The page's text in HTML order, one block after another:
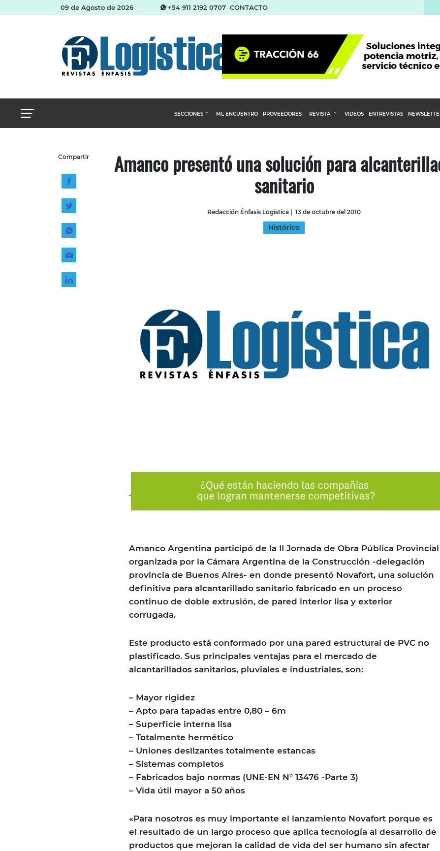
09 de Agosto de 2026 +54 911 2192 0707 CONTACTO
SECCIONES
Almacenes e inventarios
Management
ML ENCUENTRO PROVEEDORES REVISTA VIDEOS ENTREVISTAS
Compartir Amanco presentó una solución para
sanitario
Redacción Énfasis Logística 13 de octubre del 2010
Histórico
Amanco Argentina participó de la II Jornada de Obra Pública Provincial
organizada por la Cámara Argentina de la Construcción -delegación
provincia de Buenos Aires- en donde presentó Novafort, una solución
definitiva para alcantarillado sanitario fabricado en un proceso
continuo de doble extrusión, de pared interior lisa y exterior
corrugada.
Este producto está conformado por una pared estructural de PVC no
plastificado. Sus principales ventajas para el mercado de
alcantarillados sanitarios, pluviales e industriales, son:
– Mayor rigidez
– Apto para tapadas entre 0,80 – 6m
– Superficie interna lisa
– Totalmente hermético
– Uniones deslizantes totalmente estancas
– Sistemas completos
– Fabricados bajo normas (UNE-EN N° 13476 -Parte 3)
– Vida útil mayor a 50 años
«Para nosotros es muy importante el lanzamiento Novafort porque es
el resultado de un largo proceso que aplica tecnología al desarrollo de
productos que mejoran la calidad de vida del ser humano sin afectar